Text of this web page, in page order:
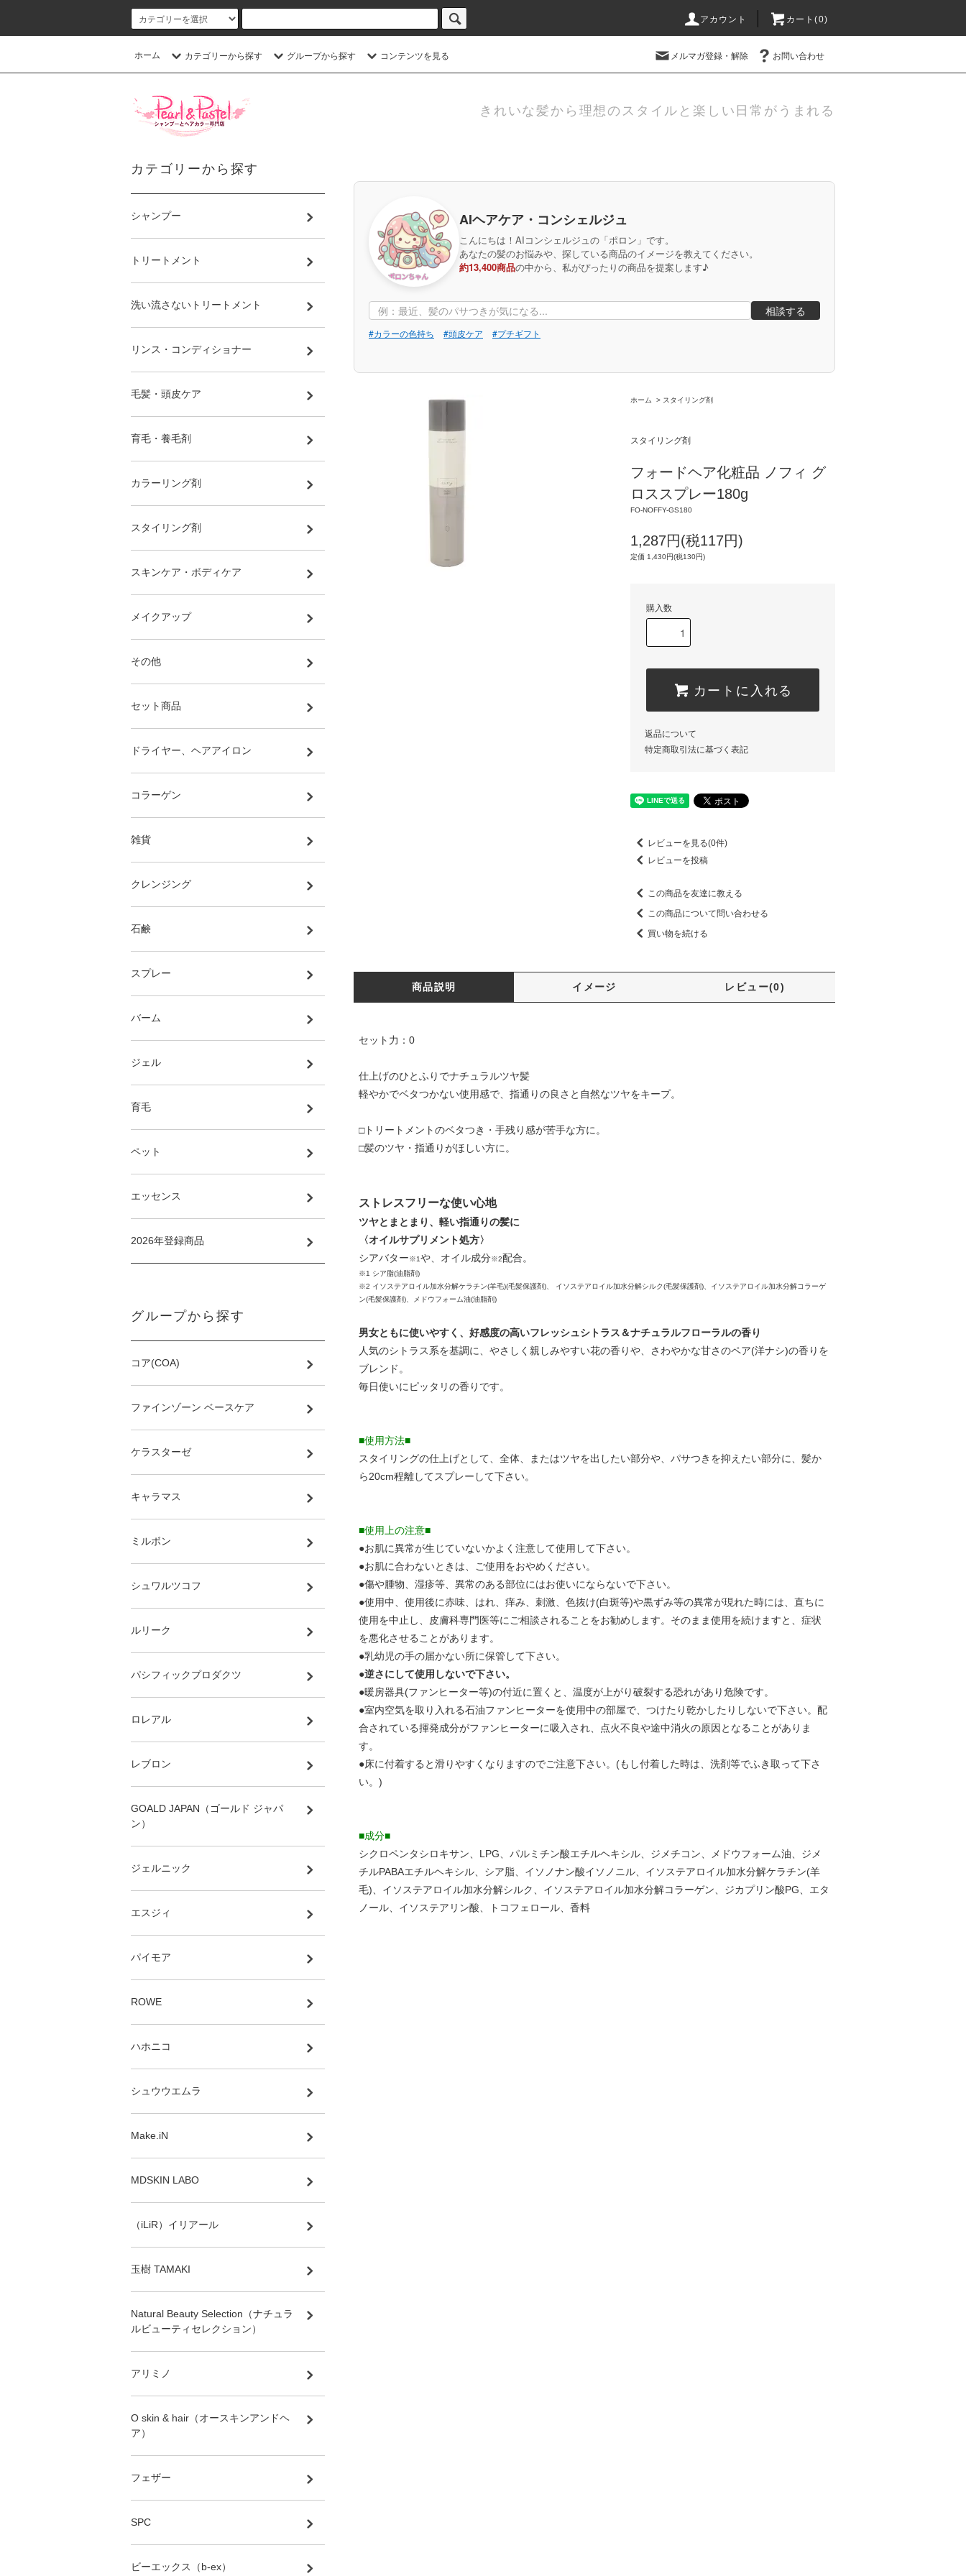
アカウント カート(0)
ホーム カテゴリーから探す グループから探す コンテンツを見る メルマガ登録・解除 お問い合わせ
きれいな髪から理想のスタイルと楽しい日常がうまれる
AIヘアケア・コンシェルジュ
こんにちは！AIコンシェルジュの「ポロン」です。
あなたの髪のお悩みや、探している商品のイメージを教えてください。
約13,400商品の中から、私がぴったりの商品を提案します♪
相談する
#カラーの色持ち #頭皮ケア #プチギフト
ホーム > スタイリング剤
スタイリング剤
フォードヘア化粧品 ノフィ グ
ロススプレー180g
FO-NOFFY-GS180
1,287円(税117円)
定価 1,430円(税130円)
購入数
カートに入れる
返品について
特定商取引法に基づく表記
レビューを見る(0件)
レビューを投稿
この商品を友達に教える
この商品について問い合わせる
買い物を続ける
商品説明 イメージ レビュー(0)
セット力：0
仕上げのひとふりでナチュラルツヤ髪
軽やかでベタつかない使用感で、指通りの良さと自然なツヤをキープ。
□トリートメントのベタつき・手残り感が苦手な方に。
□髪のツヤ・指通りがほしい方に。
ストレスフリーな使い心地
ツヤとまとまり、軽い指通りの髪に
〈オイルサプリメント処方〉
シアバター※1や、オイル成分※2配合。
※1 シア脂(油脂剤)
※2 イソステアロイル加水分解ケラチン(羊毛)(毛髪保護剤)、 イソステアロイル加水分解シルク(毛髪保護剤)、イソステアロイル加水分解コラーゲ
ン(毛髪保護剤)、メドウフォーム油(油脂剤)
男女ともに使いやすく、好感度の高いフレッシュシトラス＆ナチュラルフローラルの香り
人気のシトラス系を基調に、やさしく親しみやすい花の香りや、さわやかな甘さのペア(洋ナシ)の香りを
ブレンド。
毎日使いにピッタリの香りです。
■使用方法■
スタイリングの仕上げとして、全体、またはツヤを出したい部分や、パサつきを抑えたい部分に、髪か
ら20cm程離してスプレーして下さい。
■使用上の注意■
●お肌に異常が生じていないかよく注意して使用して下さい。
●お肌に合わないときは、ご使用をおやめください。
●傷や腫物、湿疹等、異常のある部位にはお使いにならないで下さい。
●使用中、使用後に赤味、はれ、痒み、刺激、色抜け(白斑等)や黒ずみ等の異常が現れた時には、直ちに
使用を中止し、皮膚科専門医等にご相談されることをお勧めします。そのまま使用を続けますと、症状
を悪化させることがあります。
●乳幼児の手の届かない所に保管して下さい。
●逆さにして使用しないで下さい。
●暖房器具(ファンヒーター等)の付近に置くと、温度が上がり破裂する恐れがあり危険です。
●室内空気を取り入れる石油ファンヒーターを使用中の部屋で、つけたり乾かしたりしないで下さい。配
合されている揮発成分がファンヒーターに吸入され、点火不良や途中消火の原因となることがありま
す。
●床に付着すると滑りやすくなりますのでご注意下さい。(もし付着した時は、洗剤等でふき取って下さ
い。)
■成分■
シクロペンタシロキサン、LPG、パルミチン酸エチルヘキシル、ジメチコン、メドウフォーム油、ジメ
チルPABAエチルヘキシル、シア脂、イソノナン酸イソノニル、イソステアロイル加水分解ケラチン(羊
毛)、イソステアロイル加水分解シルク、イソステアロイル加水分解コラーゲン、ジカプリン酸PG、エタ
ノール、イソステアリン酸、トコフェロール、香料
カテゴリーから探す
シャンプー
トリートメント
洗い流さないトリートメント
リンス・コンディショナー
毛髪・頭皮ケア
育毛・養毛剤
カラーリング剤
スタイリング剤
スキンケア・ボディケア
メイクアップ
その他
セット商品
ドライヤー、ヘアアイロン
コラーゲン
雑貨
クレンジング
石鹸
スプレー
バーム
ジェル
育毛
ペット
エッセンス
2026年登録商品
グループから探す
コア(COA)
ファインゾーン ベースケア
ケラスターゼ
キャラマス
ミルボン
シュワルツコフ
ルリーク
パシフィックプロダクツ
ロレアル
レブロン
GOALD JAPAN（ゴールド ジャパ
ン）
ジェルニック
エスジィ
パイモア
ROWE
ハホニコ
シュウウエムラ
Make.iN
MDSKIN LABO
（iLiR）イリアール
玉樹 TAMAKI
Natural Beauty Selection（ナチュラ
ルビューティセレクション）
アリミノ
O skin & hair（オースキンアンドヘ
ア）
フェザー
SPC
ビーエックス（b-ex）